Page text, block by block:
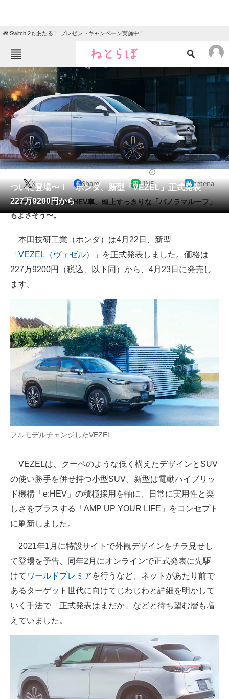
🎁 Switch 2もあたる！ プレゼントキャンペーン実施中！
ねとらぼメニュー
TOP
エンタメ クイズ
グルメ 地域
住まい 教育・育児
動物 リサーチ
会員記事
メディア
ITの今と未来を見通す
スマホと通信の最新トレンド
好きが集まる 比べて選べる
ビジネスと働き方のヒント
AI活用のいまが分かる
企業ITのトレンドを詳説
経営リーダーのコミュニティ
マーケ×ITの今がよく分かる
IT製品の技術・比較・事例
エレクトロニクス専門サイト
電子設計の基本と応用
エネルギーの専門メディア
建設×テクノロジーの最前線
ちょっと気になるネットの話題
ついに登場〜！ ホンダ、新型「VEZEL」正式発表
227万9200円から
X Share LINE hatena
2モーターAWDのe:HEV車、頭上すっきりな「パノラマルーフ」
もよさそう〜。
本田技研工業（ホンダ）は4月22日、新型
「 VEZEL（ヴェゼル）
」を正式発表しました。価格は
227万9200円（税込、以下同）から、4月23日に発売し
ます。
フルモデルチェンジしたVEZEL
VEZELは、クーペのような低く構えたデザインとSUV
の使い勝手を併せ持つ小型SUV。新型は電動ハイブリッ
ド機構「e:HEV」の積極採用を軸に、日常に実用性と楽
しさをプラスする「AMP UP YOUR LIFE」をコンセプト
に刷新しました。
2021年1月に特設サイトで外観デザインをチラ見せし
て登場を予告、同年2月にオンラインで正式発表に先駆
けて ワールドプレミアを行うなど、ネットがあたり前で
あるターゲット世代に向けてじわじわと詳細を明かして
いく手法で「正式発表はまだか」などと待ち望む層も増
えていました。